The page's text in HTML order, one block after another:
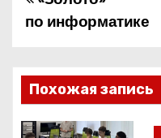
в
и
по информатике
Похожая запись